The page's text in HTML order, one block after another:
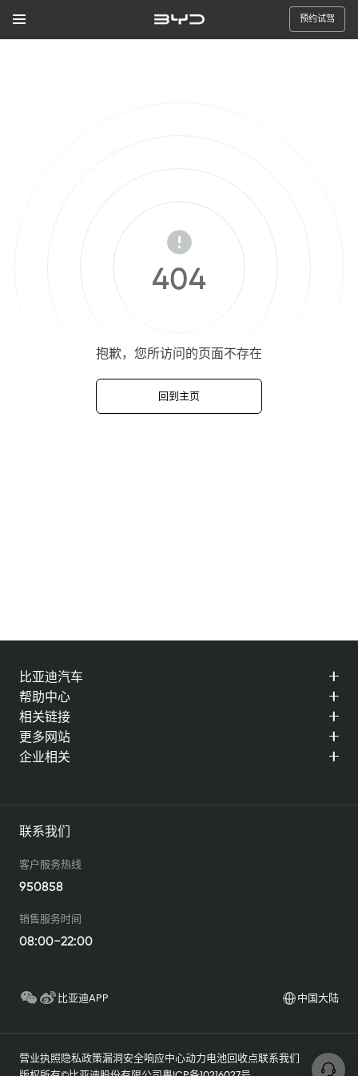
预约试驾
404
抱歉，您所访问的页面不存在
回到主页
比亚迪汽车
帮助中心
相关链接
更多网站
企业相关
联系我们
客户服务热线
950858
销售服务时间
08:00-22:00
比亚迪APP 中国大陆
营业执照 隐私政策漏洞安全响应中心动力电池回收点联系我们